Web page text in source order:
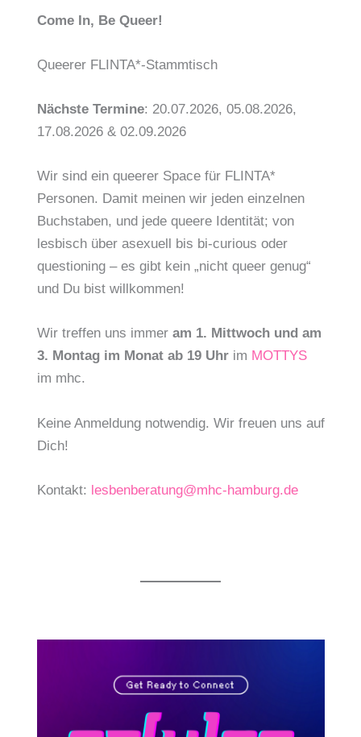
Come In, Be Queer!
Queerer FLINTA*-Stammtisch
Nächste Termine: 20.07.2026, 05.08.2026,
17.08.2026 & 02.09.2026
Wir sind ein queerer Space für FLINTA*
Personen. Damit meinen wir jeden einzelnen
Buchstaben, und jede queere Identität; von
lesbisch über asexuell bis bi-curious oder
questioning – es gibt kein „nicht queer genug“
und Du bist willkommen!
Wir treffen uns immer am 1. Mittwoch und am
3. Montag im Monat ab 19 Uhrim MOTTYS
im mhc.
Keine Anmeldung notwendig. Wir freuen uns auf
Dich!
Kontakt: lesbenberatung@mhc-hamburg.de